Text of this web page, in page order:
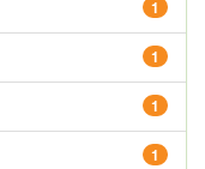
1
1
1
1